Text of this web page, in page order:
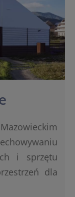
i sprzętu
dla